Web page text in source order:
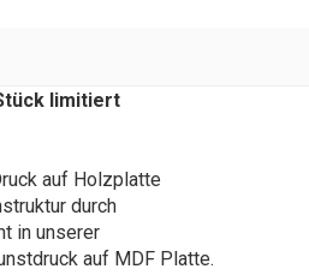
limitiert
auf Holzplatte
durch
in unserer
auf MDF Platte.